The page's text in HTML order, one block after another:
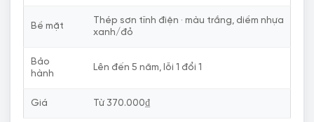
Bề mặt
Thép sơn tĩnh điện · màu trắng, diềm nhựa
xanh/đỏ
Bảo
hành
Lên đến 5 năm, lỗi 1 đổi 1
Giá Từ 370.000₫